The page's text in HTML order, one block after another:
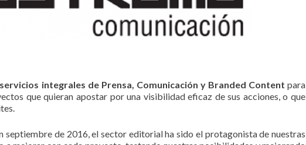
servicios integrales de Prensa, Comunicación y Branded Content para
que quieran apostar por una visibilidad eficaz de sus acciones, o que
septiembre de 2016, el sector editorial ha sido el protagonista de nuestras